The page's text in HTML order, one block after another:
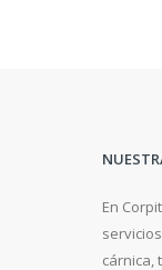
En
cárnica,